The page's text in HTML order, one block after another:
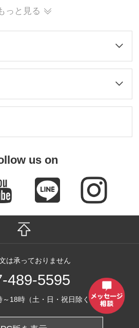
場合がありますが、価格も安価
。
っと見る
us on
は承っておりません
489-5595
18時（土・日・祝日除く）